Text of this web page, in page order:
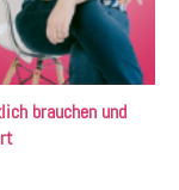
brauchen und